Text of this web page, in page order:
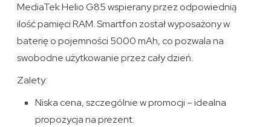
MediaTek Helio G85 wspierany przez odpowiednią
ilość pamięci RAM. Smartfon został wyposażony w
baterię o pojemności 5000 mAh, co pozwala na
swobodne użytkowanie przez cały dzień.
Zalety:
Niska cena, szczególnie w promocji – idealna
propozycja na prezent.